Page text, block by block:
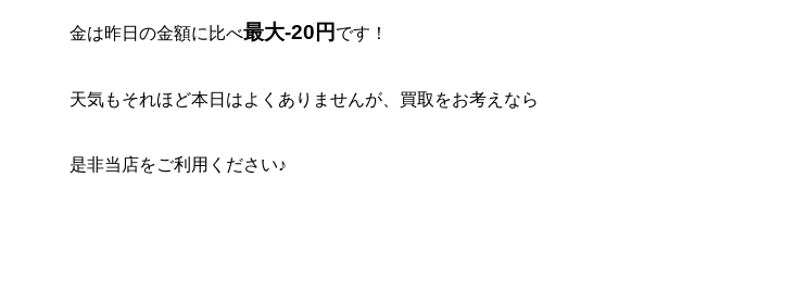
金は昨日の金額に比べ最大-20円 です！
天気もそれほど本日はよくありませんが、買取をお考えなら
是非当店をご利用ください♪